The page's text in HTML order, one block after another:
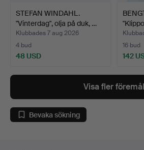
STEFAN WINDAHL.
"Vinterdag", olja på duk, …
Klubbades 7 aug 2026
4 bud
48 USD
16 bud
142
Visa fler föremål
Bevaka sökning